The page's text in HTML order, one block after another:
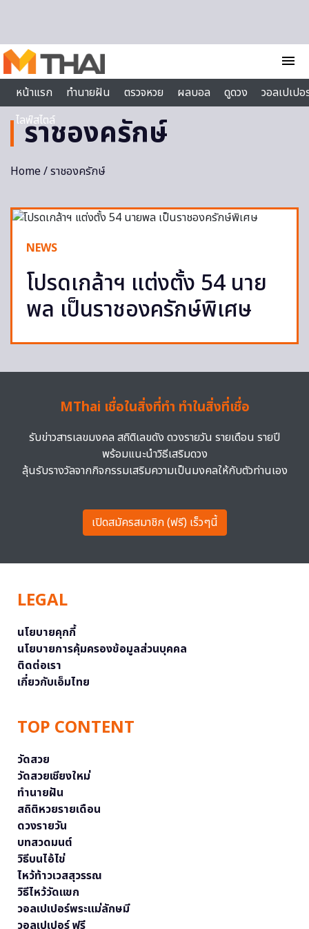
menu
หน้าแรก
ทำนายฝัน ตรวจหวย ผลบอล ดูดวง
วอลเปเป
ไลฟ์สไตล์
ราชองครักษ์
Home/ ราชองครักษ์
NEWS
โปรดเกล้าฯ แต่งตั้ง 54 นาย
พล เป็นราชองครักษ์พิเศษ
MThai เชื่อในสิ่งที่ทำ ทำในสิ่งที่เชื่อ
รับข่าวสารเลขมงคล สถิติเลขดัง ดวงรายวัน รายเดือน รายปี
พร้อมแนะนำวิธีเสริมดวง
ลุ้นรับรางวัลจากกิจกรรมเสริมความเป็นมงคลให้กับตัวท่านเอง
เปิดสมัครสมาชิก (ฟรี) เร็วๆนี้
LEGAL
นโยบายคุกกี้
นโยบายการคุ้มครองข้อมูลส่วนบุคคล
ติดต่อเรา
เกี่ยวกับเอ็มไทย
TOP CONTENT
วัดสวย
วัดสวยเชียงใหม่
ทำนายฝัน
สถิติหวยรายเดือน
ดวงรายวัน
บทสวดมนต์
วิธีบนไอ้ไข่
ไหว้ท้าวเวสสุวรรณ
วิธีไหว้วัดแขก
วอลเปเปอร์พระแม่ลักษมี
วอลเปเปอร์ ฟรี